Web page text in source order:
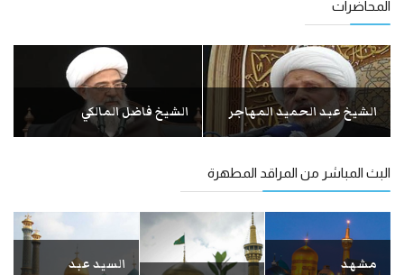
المحاضرات
الشيخ عبد الحميد المهاجر الشيخ فاضل المالكي
البث المباشر من المراقد المطهرة
مشهد
السيد عبد